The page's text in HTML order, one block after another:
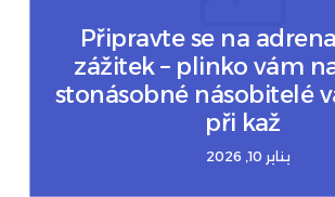
Připravte se na
zážitek – plinko vám
stonásobné násobitelé
při kaž
يناير 10, 2026